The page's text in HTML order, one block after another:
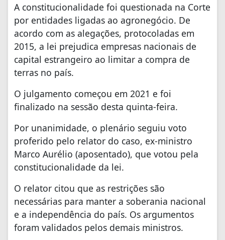
A constitucionalidade foi questionada na Corte
por entidades ligadas ao agronegócio. De
acordo com as alegações, protocoladas em
2015, a lei prejudica empresas nacionais de
capital estrangeiro ao limitar a compra de
terras no país.
O julgamento começou em 2021 e foi
finalizado na sessão desta quinta-feira.
Por unanimidade, o plenário seguiu voto
proferido pelo relator do caso, ex-ministro
Marco Aurélio (aposentado), que votou pela
constitucionalidade da lei.
O relator citou que as restrições são
necessárias para manter a soberania nacional
e a independência do país. Os argumentos
foram validados pelos demais ministros.